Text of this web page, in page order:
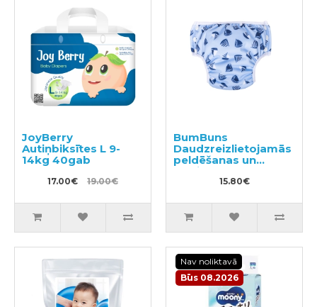
JoyBerry
Autiņbiksītes L 9-
14kg 40gab
17.00€ 19.00€
BumBuns
Daudzreizlietojamās
peldēšanas un
podiņmācību
autiņbiksīte L 14–
15.80€
Nav noliktavā
Būs 08.2026